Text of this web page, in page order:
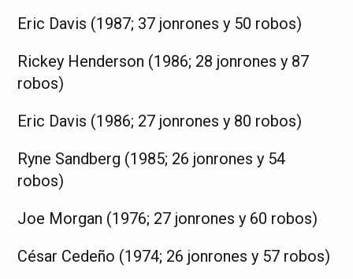
Eric Davis (1987; 37 jonrones y 50 robos)
Rickey Henderson (1986; 28 jonrones y 87
robos)
Eric Davis (1986; 27 jonrones y 80 robos)
Ryne Sandberg (1985; 26 jonrones y 54
robos)
Joe Morgan (1976; 27 jonrones y 60 robos)
César Cedeño (1974; 26 jonrones y 57 robos)